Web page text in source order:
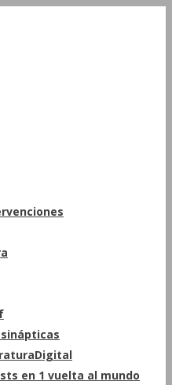
en 1 vuelta al mundo